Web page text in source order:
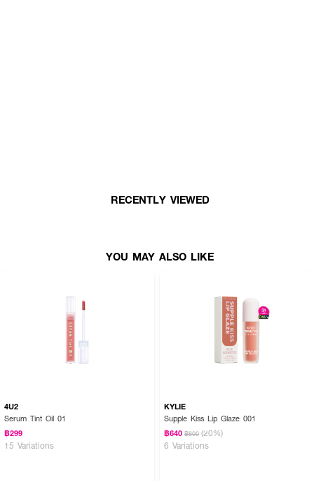
RECENTLY VIEWED
YOU MAY ALSO LIKE
4U2
Serum Tint Oil 01
฿299
15 Variations
KYLIE
Supple Kiss Lip Glaze 001
฿640 ฿800 (20%)
6 Variations